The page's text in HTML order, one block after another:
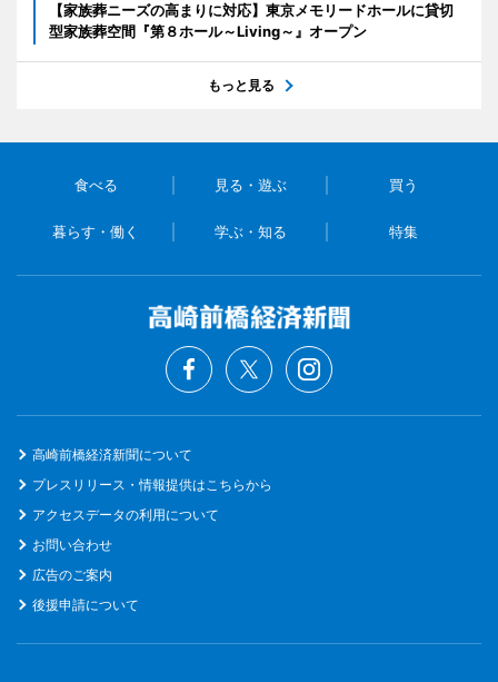
【家族葬ニーズの高まりに対応】東京メモリードホールに貸切
型家族葬空間『第８ホール～Living～』オープン
もっと見る
食べる 見る・遊ぶ 買う
暮らす・働く 学ぶ・知る 特集
高崎前橋経済新聞について
プレスリリース・情報提供はこちらから
アクセスデータの利用について
お問い合わせ
広告のご案内
後援申請について